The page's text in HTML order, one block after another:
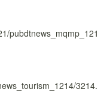
pubdtnews_mqmp_121
3214.